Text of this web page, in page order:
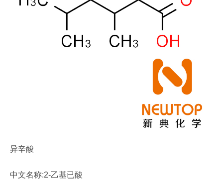
异辛酸
中文名称:2-乙基已酸